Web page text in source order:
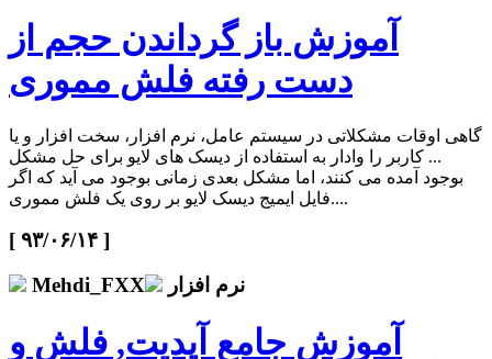
آموزش باز گرداندن حجم از
دست رفته فلش مموری
گاهی اوقات مشکلاتی در سیستم عامل، نرم افزار، سخت افزار و یا
... کاربر را وادار به استفاده از دیسک های لایو برای حل مشکل
بوجود آمده می کنند، اما مشکل بعدی زمانی بوجود می آید که اگر
فایل ایمیج دیسک لایو بر روی یک فلش مموری....
[ ۹۳/۰۶/۱۴ ]
Mehdi_FXX
نرم افزار
آموزش جامع آپدیت, فلش و